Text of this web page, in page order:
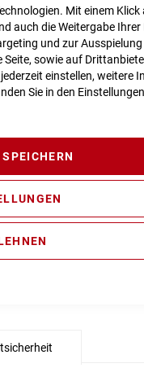
Mit einem Klick
auch die Weitergabe Ihrer
und zur Ausspielung
sowie auf
einstellen, weitere
Sie in den
Dieser
Für